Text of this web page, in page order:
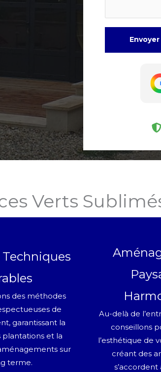
Envoyer
Verts
des méthodes
de
garantissant la
plantations et la
sur
terme.
Au-delà de
conseillons
l’esthétique de
créant des
s’accordent